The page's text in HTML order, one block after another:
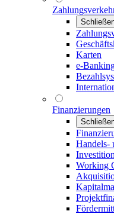
Karten
e-
Finanzierungen
Handels-
Working